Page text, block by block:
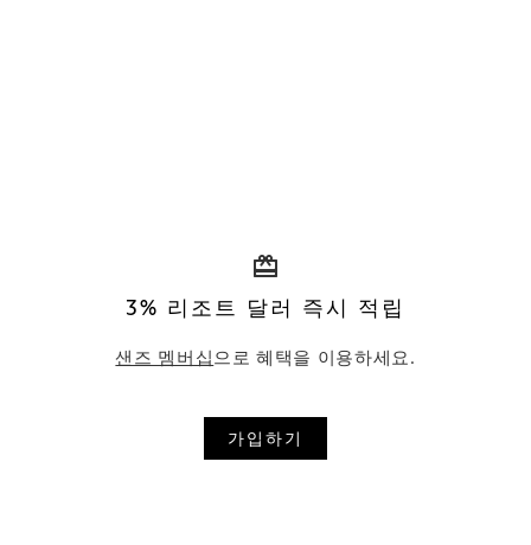
3% 리조트 달러 즉시 적립
샌즈 멤버십 으로 혜택을 이용하세요.
가입하기